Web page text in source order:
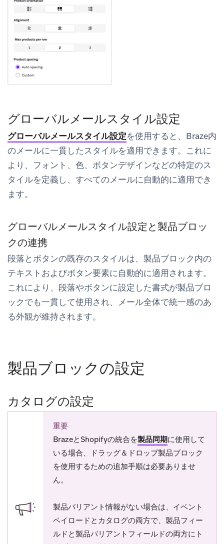
グローバルメールスタイル設定
グローバルメールスタイル設定を使用すると、Braze内
のメールに一貫したスタイルを適用できます。これに
より、フォント、色、ボタンデザインなどの特定のス
タイルを定義し、すべてのメールに自動的に適用でき
ます。
グローバルメールスタイル設定と製品ブロッ
クの連携
段落とボタンの既存のスタイルは、製品ブロック内の
テキストおよびボタン要素に自動的に適用されます。
これにより、段落やボタンに設定した書式が製品ブロ
ックでも一貫して使用され、メール全体で統一感のあ
る外観が維持されます。
製品ブロックの設定
カタログの設定
重要
BrazeとShopifyの統合を製品同期に使用して
いる場合、ドラッグ＆ドロップ製品ブロック
を使用するための追加手順は必要ありませ
ん。
製品バリアント情報がない場合は、イベント
ペイロードとカタログの両方で、製品フィー
ルドと製品バリアントフィールドの両方にト